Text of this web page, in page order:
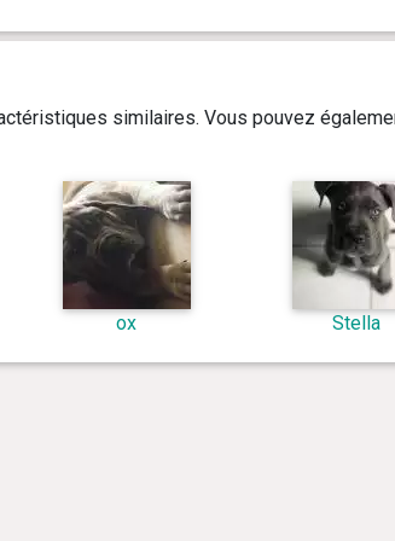
similaires. Vous pouvez
ox Stella